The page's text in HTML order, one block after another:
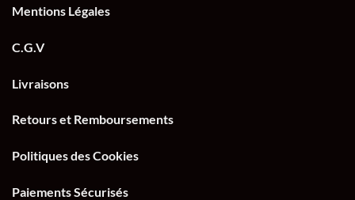
Mentions Légales
C.G.V
Livraisons
Retours et Remboursements
Politiques des Cookies
Paiements Sécurisés